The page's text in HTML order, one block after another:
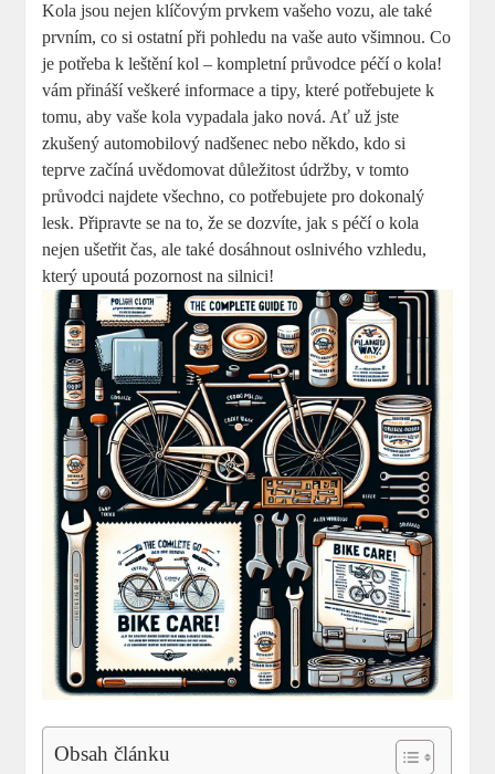
Kola jsou nejen klíčovým prvkem vašeho vozu, ale také
prvním, co si ostatní při pohledu na vaše auto všimnou. Co
je potřeba k leštění kol – kompletní průvodce péčí o kola!
vám přináší veškeré informace a tipy, které potřebujete k
tomu, aby vaše kola vypadala jako nová. Ať už jste
zkušený automobilový nadšenec nebo někdo, kdo si
teprve začíná uvědomovat důležitost údržby, v tomto
průvodci najdete všechno, co potřebujete pro dokonalý
lesk. Připravte se na to, že se dozvíte, jak s péčí o kola
nejen ušetřit čas, ale také dosáhnout oslnivého vzhledu,
který upoutá pozornost na silnici!
Obsah článku